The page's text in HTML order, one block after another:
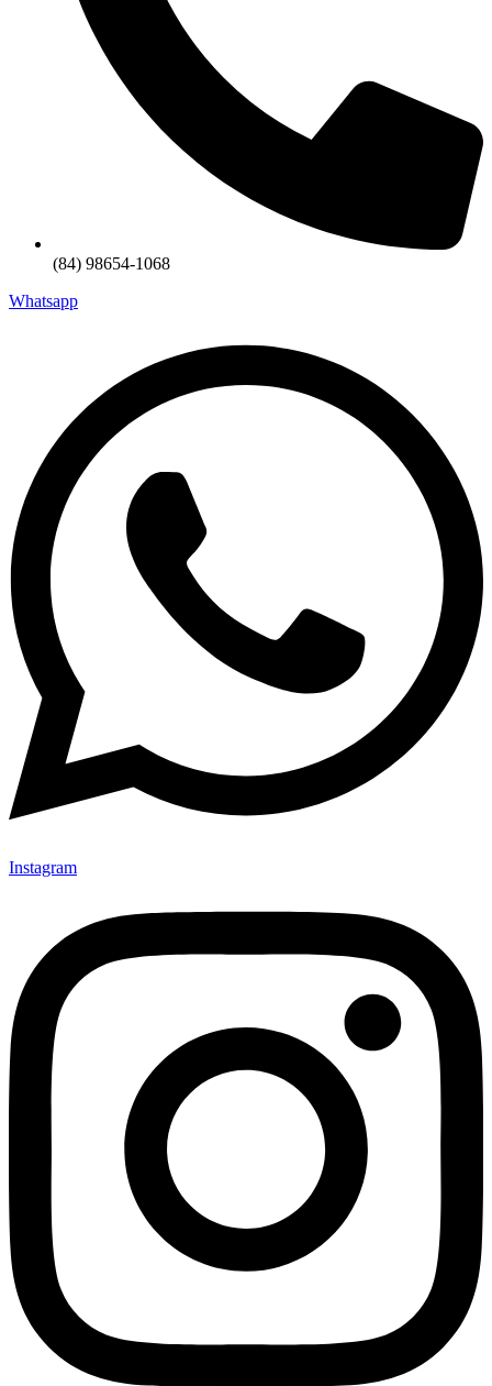
(84) 98654-1068
Whatsapp
Instagram